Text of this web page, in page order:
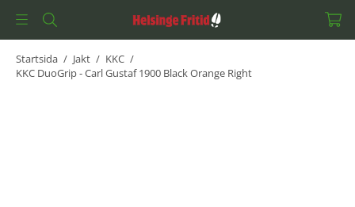
Startsida / Jakt / KKC /
KKC DuoGrip - Carl Gustaf 1900 Black Orange Right